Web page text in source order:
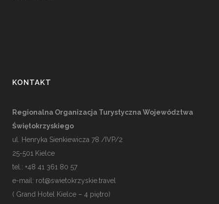
KONTAKT
Regionalna Organizacja Turystyczna Województwa
Świętokrzyskiego
ul. Henryka Sienkiewicza 78 /IVP/2
25-501 Kielce
tel.: +48 41 361 80 57
e-mail: rot@swietokrzyskie.travel
( Grand Hotel Kielce – 4 piętro)